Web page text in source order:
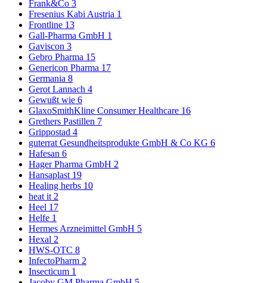
Frank&Co 3
Fresenius Kabi Austria 1
Frontline 13
Gall-Pharma GmbH 1
Gaviscon 3
Gebro Pharma 15
Genericon Pharma 17
Germania 8
Gerot Lannach 4
Gewußt wie 6
GlaxoSmithKline Consumer Healthcare 16
Grethers Pastillen 7
Grippostad 4
guterrat Gesundheitsprodukte GmbH & Co KG 6
Hafesan 6
Hager Pharma GmbH 2
Hansaplast 19
Healing herbs 10
heat it2
Heel 17
Helfe 1
Hermes Arzneimittel GmbH 5
Hexal 2
HWS-OTC 8
InfectoPharm 2
Insecticum 1